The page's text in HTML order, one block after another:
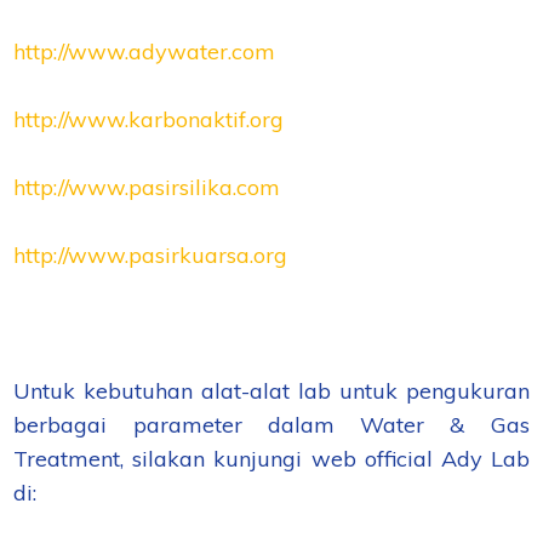
http://www.adywater.com
http://www.karbonaktif.org
http://www.pasirsilika.com
http://www.pasirkuarsa.org
Untuk kebutuhan alat-alat lab untuk pengukuran
berbagai parameter dalam Water & Gas
Treatment, silakan kunjungi web official Ady Lab
di: